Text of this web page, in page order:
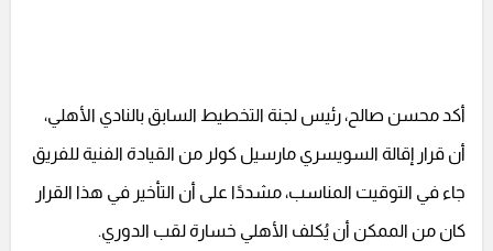
أكد محسن صالح، رئيس لجنة التخطيط السابق بالنادي الأهلي،
أن قرار إقالة السويسري مارسيل كولر من القيادة الفنية للفريق
جاء في التوقيت المناسب، مشددًا على أن التأخير في هذا القرار
كان من الممكن أن يُكلف الأهلي خسارة لقب الدوري.